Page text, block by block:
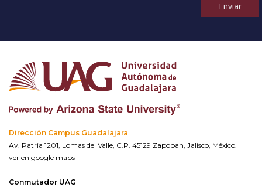
Enviar
Dirección Campus Guadalajara
Av. Patria 1201, Lomas del Valle, C.P. 45129 Zapopan, Jalisco, México.
ver en google maps
Conmutador UAG